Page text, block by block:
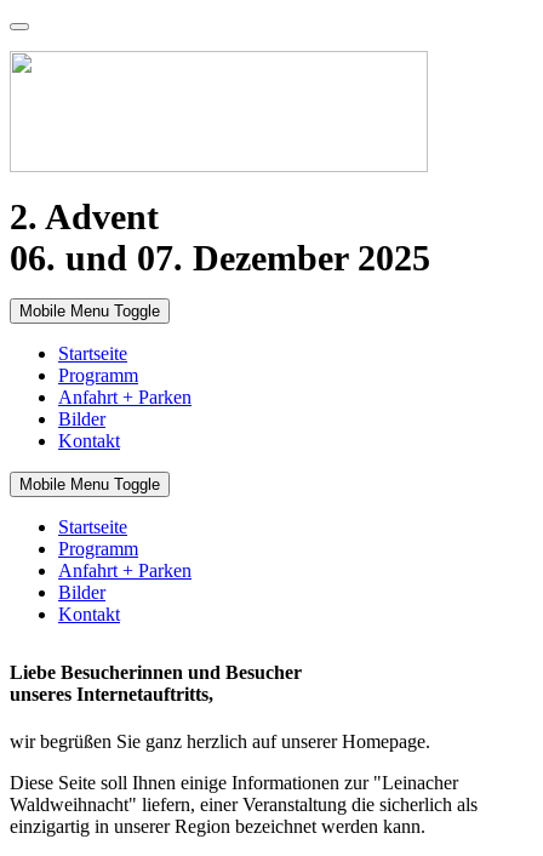
2. Advent
06. und 07. Dezember 2025
Mobile Menu Toggle
Startseite
Programm
Anfahrt + Parken
Bilder
Kontakt
Mobile Menu Toggle
Startseite
Programm
Anfahrt + Parken
Bilder
Kontakt
Liebe Besucherinnen und Besucher
unseres Internetauftritts,
wir begrüßen Sie ganz herzlich auf unserer Homepage.
Diese Seite soll Ihnen einige Informationen zur "Leinacher
Waldweihnacht" liefern, einer Veranstaltung die sicherlich als
einzigartig in unserer Region bezeichnet werden kann.